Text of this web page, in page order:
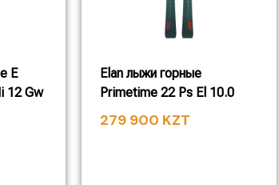
E
12 Gw
Elan лыжи горные
Primetime 22 Ps El 10.0
279 900 KZT